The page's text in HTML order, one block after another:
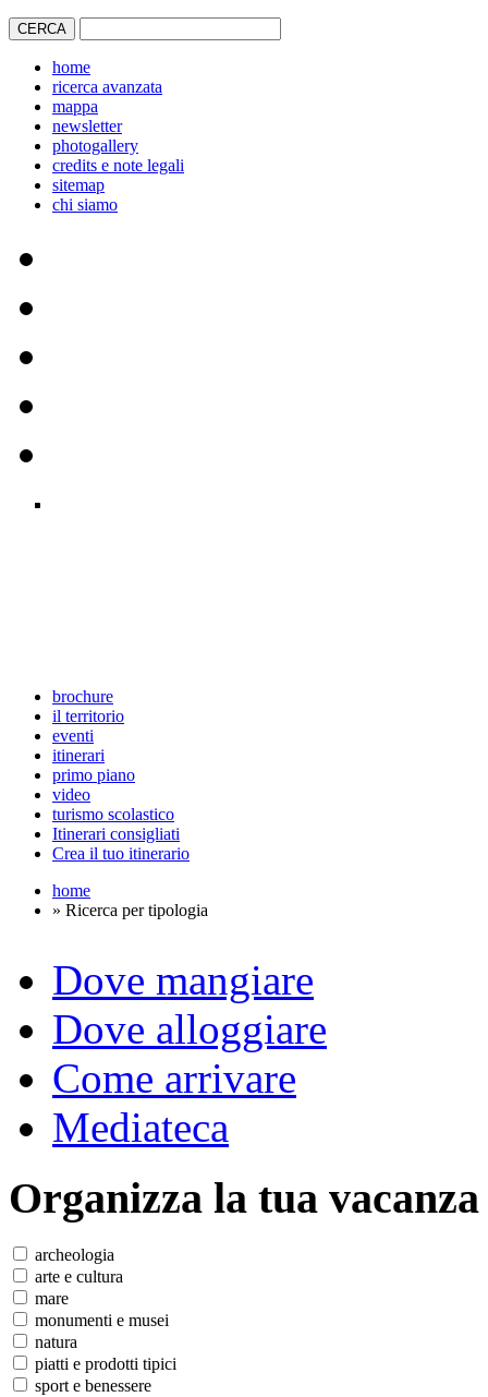
home
ricerca avanzata
mappa
newsletter
photogallery
credits e note legali
sitemap
chi siamo
brochure
il territorio
eventi
itinerari
primo piano
video
turismo scolastico
Itinerari consigliati
Crea il tuo itinerario
home
» Ricerca per tipologia
Dove mangiare
Dove alloggiare
Come arrivare
Mediateca
Organizza la tua vacanza
archeologia
arte e cultura
mare
monumenti e musei
natura
piatti e prodotti tipici
sport e benessere